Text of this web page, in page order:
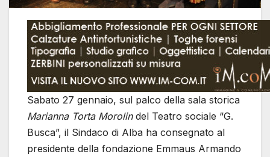
Sabato 27 gennaio, sul palco della sala storica
Marianna Torta Morolindel Teatro sociale “G.
Busca”, il Sindaco di Alba ha consegnato al
presidente della fondazione Emmaus Armando